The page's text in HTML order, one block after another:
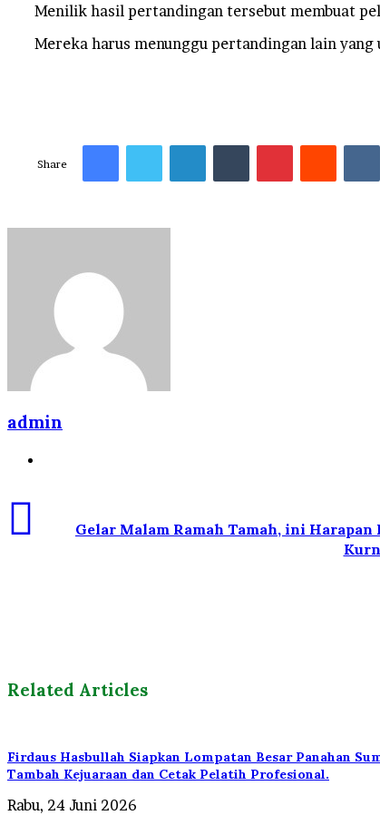
Menilik hasil pertandingan tersebut membuat
Mereka harus menunggu pertandingan lain
Share
FacebookTwitterLinkedInTumblrPinterestReddit
admin
Gelar Malam Ramah Tamah, ini
Related Articles
Firdaus Hasbullah Siapkan Lompatan Besar Panahan
Tambah Kejuaraan dan Cetak Pelatih Profesional.
Rabu, 24 Juni 2026